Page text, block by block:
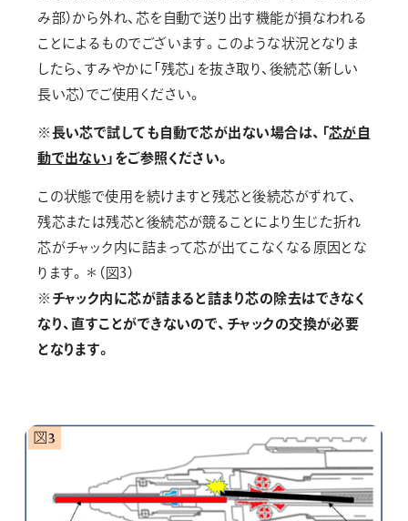
み部）から外れ、芯を自動で送り出す機能が損なわれる
ことによるものでございます。このような状況となりま
したら、すみやかに「残芯」を抜き取り、後続芯（新しい
長い芯）でご使用ください。
※長い芯で試しても自動で芯が出ない場合は、「 芯が自
動で出ない 」をご参照ください。
この状態で使用を続けますと残芯と後続芯がずれて、
残芯または残芯と後続芯が競ることにより生じた折れ
芯がチャック内に詰まって芯が出てこなくなる原因とな
ります。＊（図3）
※チャック内に芯が詰まると詰まり芯の除去はできなく
なり、直すことができないので、チャックの交換が必要
となります。